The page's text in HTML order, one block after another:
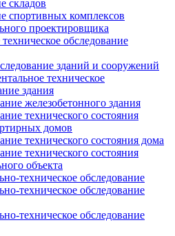
складов
спортивных комплексов
проектировщика
обследование
зданий и сооружений
техническое
здания
железобетонного здания
технического состояния
домов
технического состояния дома
технического состояния
объекта
техническое обследование
техническое обследование
техническое обследование